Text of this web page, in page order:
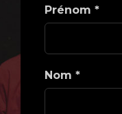
Prénom *
Nom *